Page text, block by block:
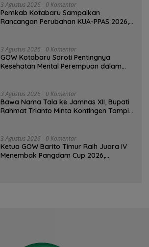
3 Agustus 2026 0 Komentar
Pemkab Kotabaru Sampaikan
Rancangan Perubahan KUA-PPAS 2026,
3 Agustus 2026 0 Komentar
GOW Kotabaru Soroti Pentingnya
Kesehatan Mental Perempuan dalam
3 Agustus 2026 0 Komentar
Bawa Nama Tala ke Jamnas XII, Bupati
Rahmat Trianto Minta Kontingen Tampil
3 Agustus 2026 0 Komentar
Ketua GOW Barito Timur Raih Juara IV
Menembak Pangdam Cup 2026,